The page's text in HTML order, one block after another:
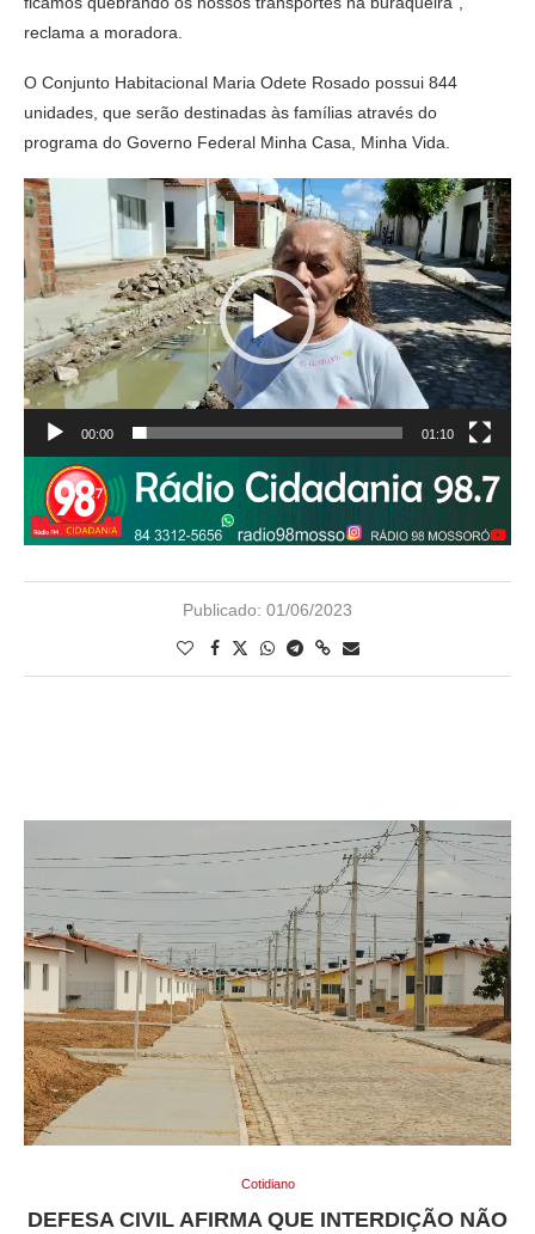
reclama a moradora.
O Conjunto Habitacional Maria Odete Rosado possui 844
unidades, que serão destinadas às famílias através do
programa do Governo Federal Minha Casa, Minha Vida.
Tocador
de
vídeo
00:00 01:10
Publicado: 01/06/2023
Cotidiano
DEFESA CIVIL AFIRMA QUE INTERDIÇÃO NÃO